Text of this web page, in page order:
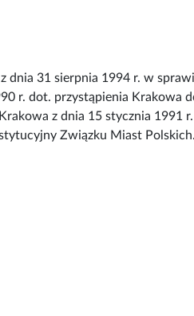
dnia 31 sierpnia 1994 r. w
r. dot. przystąpienia Krakowa
z dnia 15 stycznia 1991
Związku Miast Polskich.